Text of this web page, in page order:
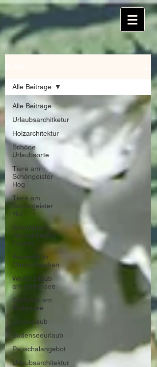
Alle Beiträge
Urlaubsarchitketur
Holzarchitektur
Schöne
Urlaubsorte
Tiere am
Schöngeister
Hog
Tiere am
Schöngeister
Hof
Schwäbisch
Alemannische
Fasnet
Fasnacht in
Oberschwaben
Winterurlaub
am Bodensee
Schlößer am
Bodensee
Landurlaub
Bodenseeurlaub
Pauschalangebot
Urlaubsarchitektur
Alle Beiträge